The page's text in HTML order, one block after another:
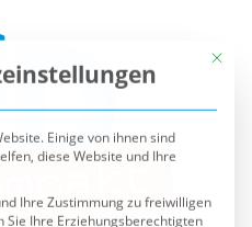
Einige von ihnen sind
diese Website und Ihre
Ihre Zustimmung zu freiwilligen
Sie Ihre Erziehungsberechtigten